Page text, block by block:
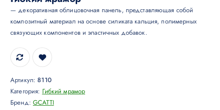
— декоративная облицовочная панель, представляющая собой
композитный материал на основе силиката кальция, полимерных
связующих компонентов и эластичных добавок.
Артикул:8110
Категория: Гибкий мрамор
Бренд:GCATTI